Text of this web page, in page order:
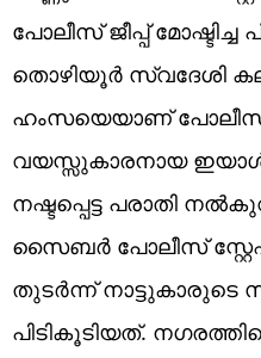
പോലീസ് ജീപ്പ് മോഷ്ടിച്ച
തൊഴിയൂർ സ്വദേശി
ഹംസയെയാണ് പോലീസ്
വയസ്സുകാരനായ
നഷ്ടപ്പെട്ട പരാതി
സൈബർ പോലീസ്
തുടർന്ന്
പിടികൂടിയത്.